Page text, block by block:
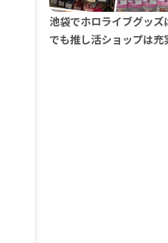
池袋でホロライブグッズ
でも推し活ショップは充